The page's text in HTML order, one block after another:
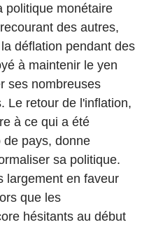
politique monétaire
des autres,
déflation pendant des
à maintenir le yen
ses nombreuses
Le retour de l'inflation,
à ce qui a été
pays, donne
sa politique.
largement en faveur
que les
hésitants au début